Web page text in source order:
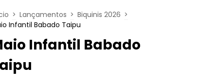
> Lançamentos > Biquinis 2026 >
Infantil Babado Taipu
Infantil Babado